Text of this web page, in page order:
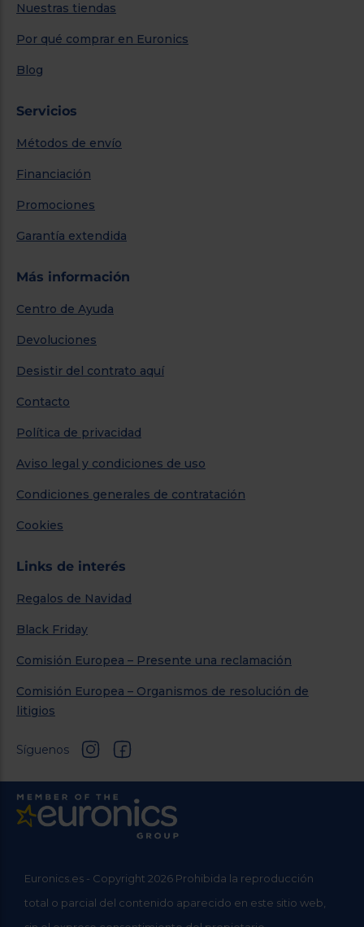
Nuestras tiendas
Por qué comprar en Euronics
Blog
Servicios
Métodos de envío
Financiación
Promociones
Garantía extendida
Más información
Centro de Ayuda
Devoluciones
Desistir del contrato aquí
Contacto
Política de privacidad
Aviso legal y condiciones de uso
Condiciones generales de contratación
Cookies
Links de interés
Regalos de Navidad
Black Friday
Comisión Europea – Presente una reclamación
Comisión Europea – Organismos de resolución de
litigios
Síguenos
Euronics.es - Copyright 2026 Prohibida la reproducción
total o parcial del contenido aparecido en este sitio web,